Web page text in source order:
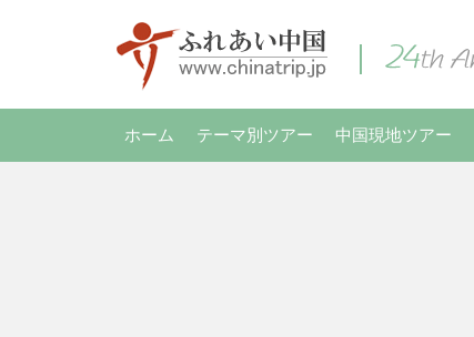
ホーム テーマ別ツアー 中国現地ツアー